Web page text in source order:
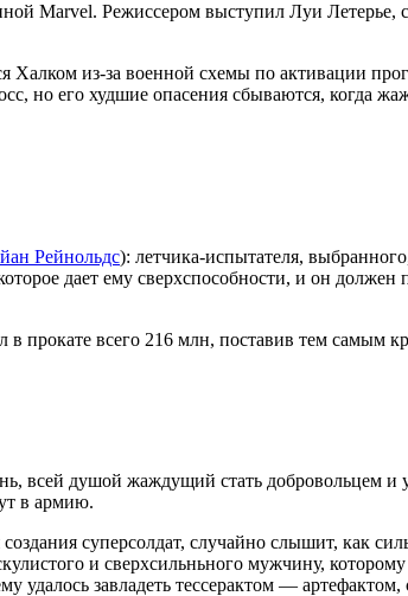
Marvel. Режиссером выступил Луи
Халком из-за военной схемы по активации
но его худшие опасения сбываются,
Рейнольдс): летчика-испытателя,
дает ему сверхспособности, и он
прокате всего 216 млн, поставив тем самым
всей душой жаждущий стать добровольцем и
в армию.
суперсолдат, случайно слышит, как
и сверхсильньного мужчину,
удалось завладеть тессерактом —